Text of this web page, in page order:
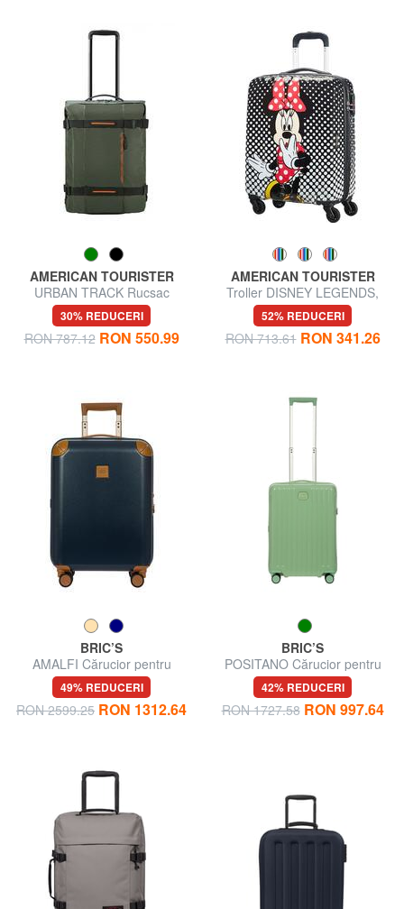
AMERICAN TOURISTER
URBAN TRACK Rucsac
cărucior pentru bagaje de
mână
30% REDUCERI
RON 787.12 RON 550.99
AMERICAN TOURISTER
Troller DISNEY LEGENDS,
bagajele de mână
52% REDUCERI
RON 713.61 RON 341.26
BRIC’S
AMALFI Cărucior pentru
bagaje de mână
49% REDUCERI
RON 2599.25 RON 1312.64
BRIC’S
POSITANO Cărucior pentru
bagaje de mână
42% REDUCERI
RON 1727.58 RON 997.64